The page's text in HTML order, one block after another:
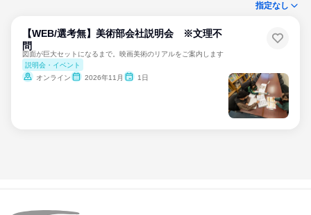
指定なし
【WEB/選考無】美術部会社説明会 ※文理不
問
図面が巨大セットになるまで。映画美術のリアルをご案内します
説明会・イベント
オンライン
2026年11月 1日